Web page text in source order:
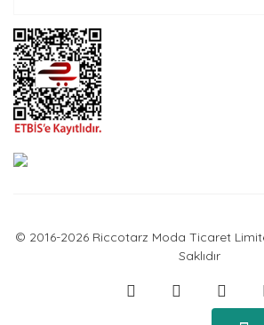
© 2016-2026 Riccotarz Moda Ticaret
Saklıdır